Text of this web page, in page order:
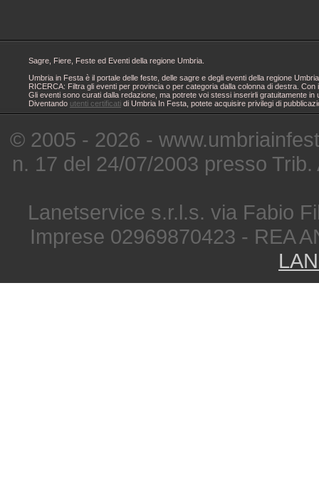
Sagre, Fiere, Feste ed Eventi della regione Umbria.
Umbria in Festa è il portale delle feste, delle sagre e degli eventi della regione
RICERCA: Filtra gli eventi per provincia o per categoria dalla colonna di destra.
Gli eventi sono curati dalla redazione, ma potrete voi stessi inserirli gratuitamente
Diventando utenti certificati di Umbria In Festa, potete acquisire privilegi di
© 2005 - 2026 -
n. 17 del 24/07/2003 presso
Lanetservice s.r.l.s. via Fabio
Imprese 02969870423 - REA